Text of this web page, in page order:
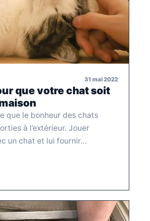
31 mai 2022
que votre chat soit
que le bonheur des chats
à l’extérieur. Jouer
un chat et lui fournir…